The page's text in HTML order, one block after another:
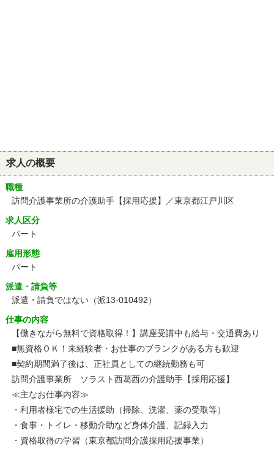
求人の概要
職種
訪問介護事業所の介護助手【採用応援】／東京都江戸川区
求人区分
パート
雇用形態
パート
派遣・請負等
派遣・請負ではない（派13-010492）
仕事の内容
【働きながら無料で資格取得！】講座受講中も給与・交通費あり
■無資格ＯＫ！未経験者・お仕事のブランクがある方も歓迎
■契約期間満了後は、正社員としての継続勤務も可
訪問介護事業所 ソラスト西葛西の介護助手【採用応援】
≪主なお仕事内容≫
・利用者様宅での生活援助（掃除、洗濯、薬の受取等）
・食事・トイレ・移動介助など身体介護、記録入力
・資格取得の学習（東京都訪問介護採用応援事業）